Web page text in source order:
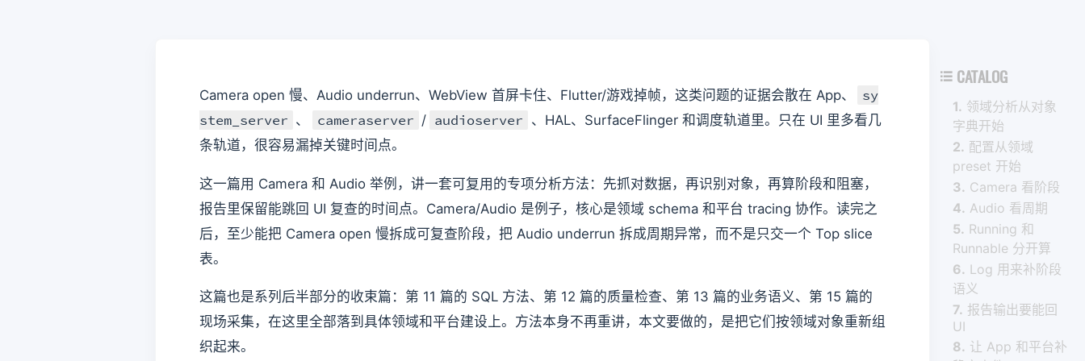
Camera open 慢、Audio underrun、WebView 首屏卡住、Flutter/游戏掉帧，这类问题的证据会散在 App、
sy
stem_server 、 cameraserver / audioserver 、HAL、SurfaceFlinger 和调度轨道里。只在 UI 里多看几
条轨道，很容易漏掉关键时间点。
这一篇用 Camera 和 Audio 举例，讲一套可复用的专项分析方法：先抓对数据，再识别对象，再算阶段和阻塞，
报告里保留能跳回 UI 复查的时间点。Camera/Audio 是例子，核心是领域 schema 和平台 tracing 协作。读完之
后，至少能把 Camera open 慢拆成可复查阶段，把 Audio underrun 拆成周期异常，而不是只交一个 Top slice
表。
这篇也是系列后半部分的收束篇：第 11 篇的 SQL 方法、第 12 篇的质量检查、第 13 篇的业务语义、第 15 篇的
现场采集，在这里全部落到具体领域和平台建设上。方法本身不再重讲，本文要做的，是把它们按领域对象重新组
织起来。
 CATALOG
1. 领域分析从对象
字典开始
2. 配置从领域
preset 开始
3. Camera 看阶段
4. Audio 看周期
5. Running 和
Runnable 分开算
6. Log 用来补阶段
语义
7. 报告输出要能回
UI
8. 让 App 和平台补